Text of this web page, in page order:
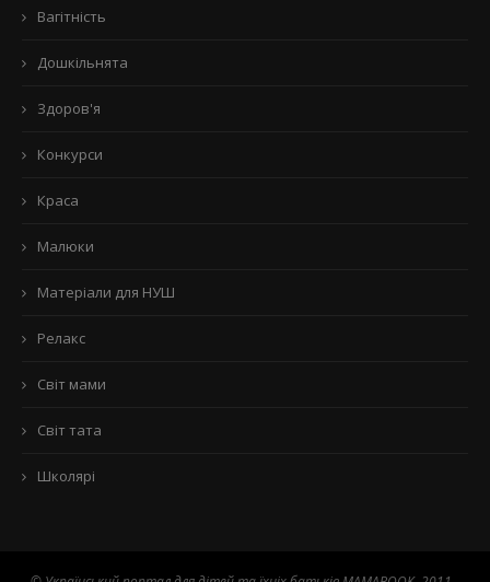
Вагітність
Дошкільнята
Здоров'я
Конкурси
Краса
Малюки
Матеріали для НУШ
Релакс
Світ мами
Світ тата
Школярі